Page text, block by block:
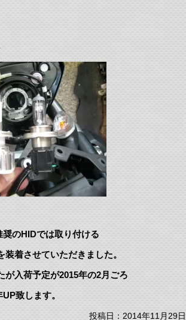
のHIDでは取り付ける
装着させていただきました。
が入荷予定が2015年の2月ごろ
致します。
投稿日：2014年11月29日